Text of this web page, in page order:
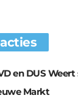
en DUS
Markt